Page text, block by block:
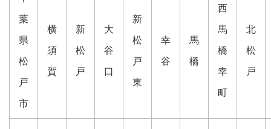
葉
県
松
戸
市
横
須
賀
新
松
戸
大
谷
口
新
松
戸
東
幸
谷
馬
橋
西
馬
橋
幸
町
北
松
戸